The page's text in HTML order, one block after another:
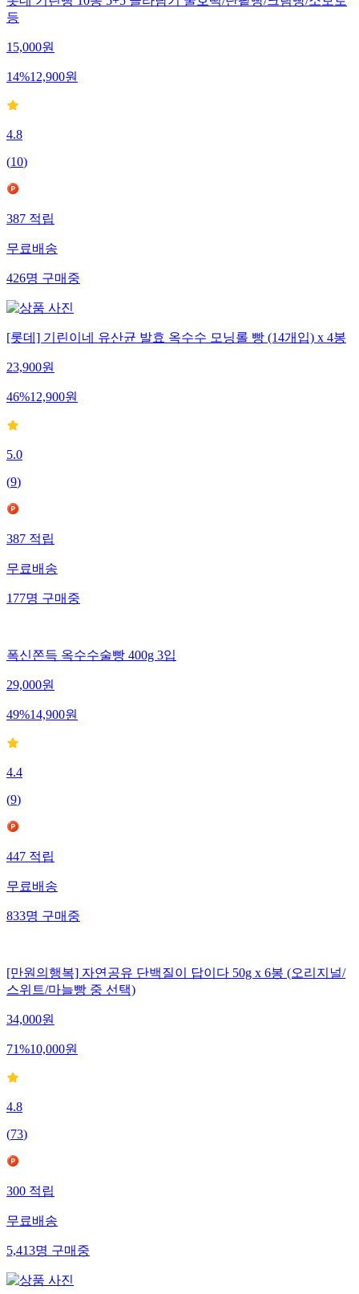
롯데 기린빵 10종 5+5 골라담기 꿀호떡/단팥빵/크림빵/소보로
등
15,000원
14%12,900원
4.8
(10)
387적립
무료배송
426명구매중
[롯데] 기린이네 유산균 발효 옥수수 모닝롤 빵 (14개입) x 4봉
23,900원
46%12,900원
5.0
(9)
387적립
무료배송
177명구매중
폭신쫀득 옥수수술빵 400g 3입
29,000원
49%14,900원
4.4
(9)
447적립
무료배송
833명구매중
[만원의행복] 자연공유 단백질이 답이다 50g x 6봉 (오리지널/
스위트/마늘빵 중 선택)
34,000원
71%10,000원
4.8
(73)
300적립
무료배송
5,413명구매중